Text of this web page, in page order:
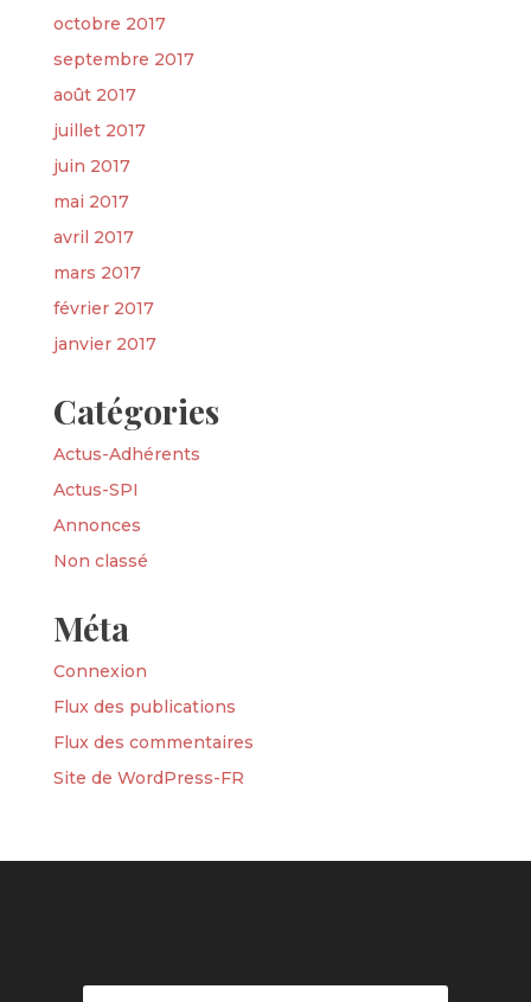
octobre 2017
septembre 2017
août 2017
juillet 2017
juin 2017
mai 2017
avril 2017
mars 2017
février 2017
janvier 2017
Catégories
Actus-Adhérents
Actus-SPI
Annonces
Non classé
Méta
Connexion
Flux des publications
Flux des commentaires
Site de WordPress-FR